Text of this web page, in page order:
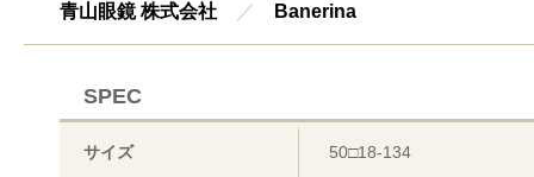
青山眼鏡 株式会社 ／ Banerina
SPEC
サイズ 50□18-134